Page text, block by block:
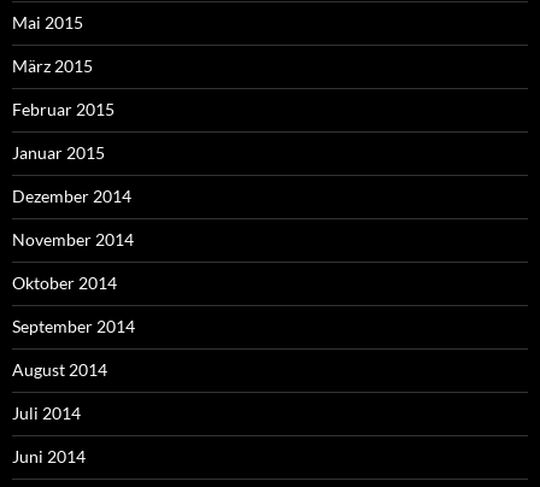
Mai 2015
März 2015
Februar 2015
Januar 2015
Dezember 2014
November 2014
Oktober 2014
September 2014
August 2014
Juli 2014
Juni 2014